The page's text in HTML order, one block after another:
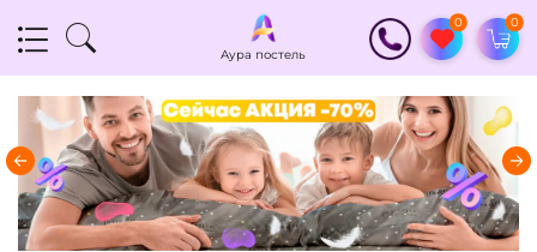
0
0
Аура постель